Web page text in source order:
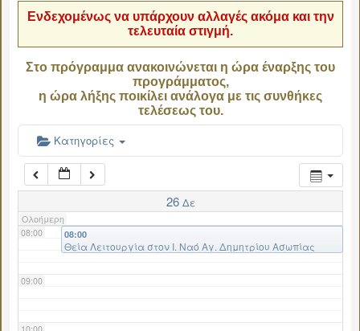
Ενδεχομένως να υπάρχουν αλλαγές ακόμα και την
τελευταία στιγμή.
Στο πρόγραμμα ανακοινώνεται η ώρα έναρξης του
προγράμματος,
η ώρα λήξης ποικίλει ανάλογα με τις συνθήκες
τελέσεως του.
Κατηγορίες
26 Δε
Ολοήμερη
06:00
07:00
08:00
09:00
08:00
Θεία Λειτουργία στον Ι. Ναό Αγ. Δημητρίου Ασωπίας